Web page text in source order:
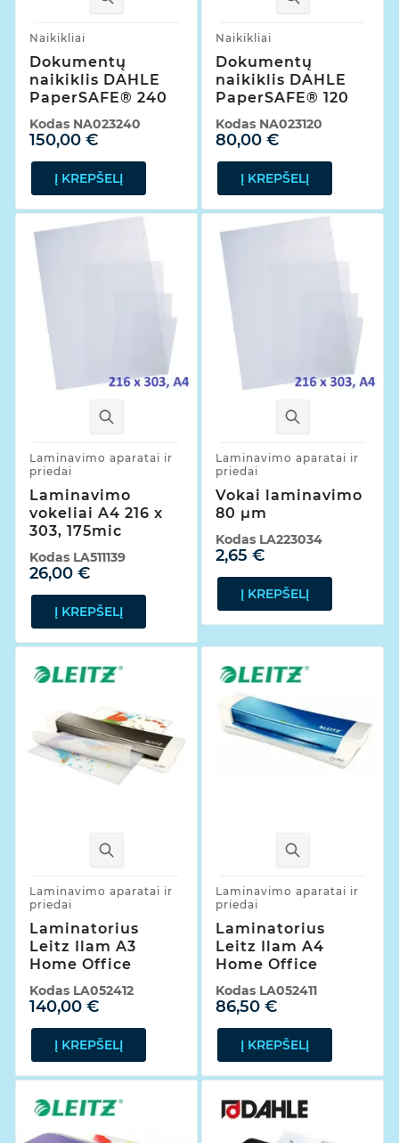
Naikikliai
Dokumentų
naikiklis DAHLE
PaperSAFE® 240
150,00 €
Kodas NA023240
Į KREPŠELĮ
Naikikliai
Dokumentų
naikiklis DAHLE
PaperSAFE® 120
80,00 €
Kodas NA023120
Į KREPŠELĮ
Laminavimo aparatai ir
priedai
Laminavimo
vokeliai A4 216 x
303, 175mic
26,00 €
Kodas LA511139
Į KREPŠELĮ
Laminavimo aparatai ir
priedai
Vokai laminavimo
80 µm
2,65 €
Kodas LA223034
Į KREPŠELĮ
Laminavimo aparatai ir
priedai
Laminatorius
Leitz Ilam A3
Home Office
140,00 €
Kodas LA052412
Į KREPŠELĮ
Laminavimo aparatai ir
priedai
Laminatorius
Leitz Ilam A4
Home Office
86,50 €
Kodas LA052411
Į KREPŠELĮ